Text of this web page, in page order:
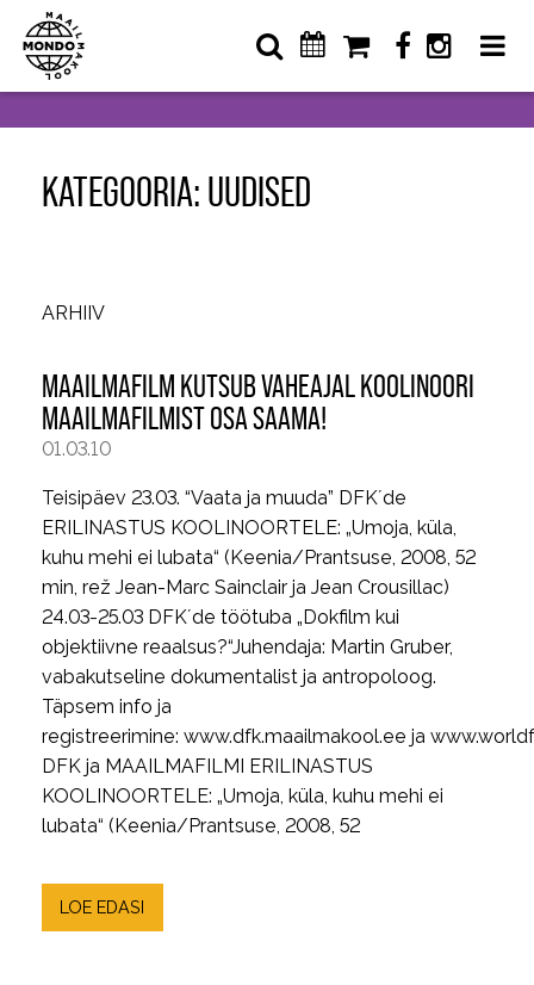
KATEGOORIA: UUDISED
ARHIIV
MAAILMAFILM KUTSUB VAHEAJAL KOOLINOORI
MAAILMAFILMIST OSA SAAMA!
01.03.10
Teisipäev 23.03. “Vaata ja muuda” DFK´de
ERILINASTUS KOOLINOORTELE: „Umoja, küla,
kuhu mehi ei lubata“ (Keenia/Prantsuse, 2008, 52
min, rež Jean-Marc Sainclair ja Jean Crousillac)
24.03-25.03 DFK´de töötuba „Dokfilm kui
objektiivne reaalsus?“Juhendaja: Martin Gruber,
vabakutseline dokumentalist ja antropoloog.
Täpsem info ja
registreerimine: www.dfk.maailmakool.ee ja
DFK ja MAAILMAFILMI ERILINASTUS
KOOLINOORTELE: „Umoja, küla, kuhu mehi ei
lubata“ (Keenia/Prantsuse, 2008, 52
LOE EDASI